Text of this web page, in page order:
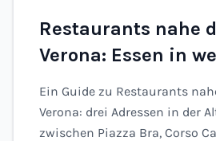
Restaurants nahe
Verona: Essen in
Gehminuten (2026)
Ein Guide zu Restaurants
Verona: drei Adressen in der
zwischen Piazza Bra, Corso